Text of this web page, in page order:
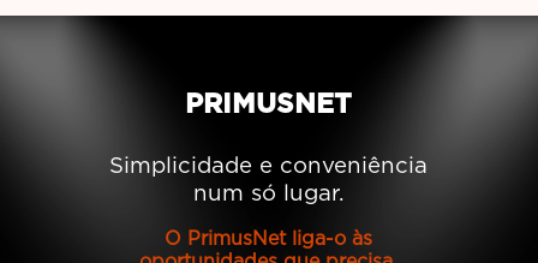
PRIMUSNET
Simplicidade e conveniência
num só lugar.
O PrimusNet liga-o às